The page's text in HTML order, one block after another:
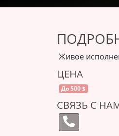
Живое
ЦЕНА
До 500 $
СВЯЗЬ С